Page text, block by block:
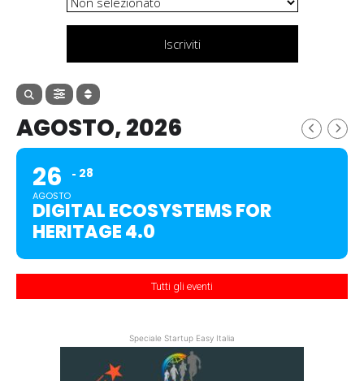
Iscriviti
AGOSTO, 2026
26
AGOSTO
28
DIGITAL ECOSYSTEMS FOR
HERITAGE 4.0
Tutti gli eventi
Speciale Startup Easy Italia